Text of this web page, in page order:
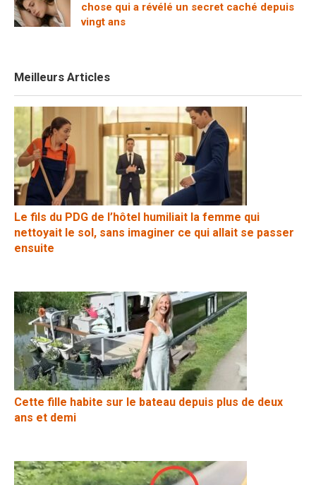
chose qui a révélé un secret caché depuis
vingt ans
Meilleurs Articles
Le fils du PDG de l’hôtel humiliait la femme qui
nettoyait le sol, sans imaginer ce qui allait se passer
ensuite
Cette fille habite sur le bateau depuis plus de deux
ans et demi